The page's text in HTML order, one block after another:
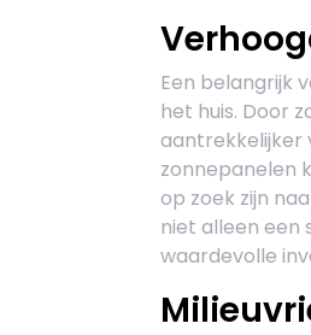
Een belangrijk
het huis. Door
aantrekkelijker
zonnepanelen
op zoek zijn
niet alleen een
waardevolle